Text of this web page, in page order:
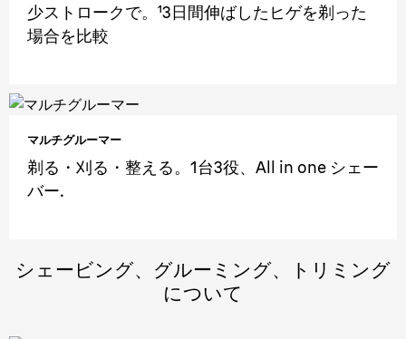
少ストロークで。¹3日間伸ばしたヒゲを剃った
場合を比較
マルチグルーマー
剃る・刈る・整える。1台3役、All in one シェー
バー.
シェービング、グルーミング、トリミング
について